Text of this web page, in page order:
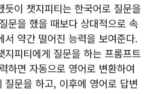
듯이 챗지피티는 한국어로 질문을
문을 했을 때보다 상대적으로 속
서 약간 떨어진 능력을 보여준다.
지피티에게 질문을 하는 프롬프트
하면 자동으로 영어로 변환하여
질문을 하고, 이후에 영어로 답변